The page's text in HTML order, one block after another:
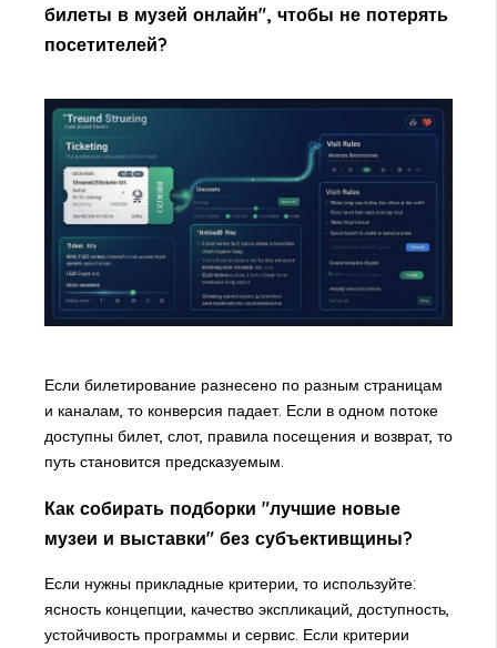
билеты в музей онлайн", чтобы не потерять
посетителей?
Если билетирование разнесено по разным страницам
и каналам, то конверсия падает. Если в одном потоке
доступны билет, слот, правила посещения и возврат, то
путь становится предсказуемым.
Как собирать подборки "лучшие новые
музеи и выставки" без субъективщины?
Если нужны прикладные критерии, то используйте:
ясность концепции, качество экспликаций, доступность,
устойчивость программы и сервис. Если критерии